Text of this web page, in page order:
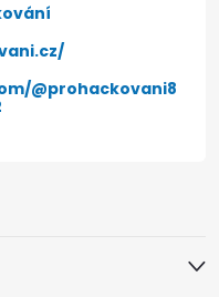
@prohackovani8